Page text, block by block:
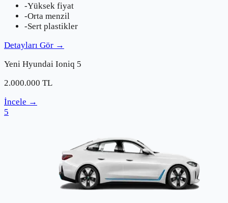
-Yüksek fiyat
-Orta menzil
-Sert plastikler
Detayları Gör →
Yeni Hyundai Ioniq 5
2.000.000 TL
İncele →
5